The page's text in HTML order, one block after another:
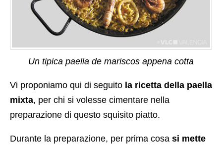
Un tipica paella de mariscos appena cotta
Vi proponiamo qui di seguito la ricetta della paella
mixta, per chi si volesse cimentare nella
preparazione di questo squisito piatto.
Durante la preparazione, per prima cosa si mette